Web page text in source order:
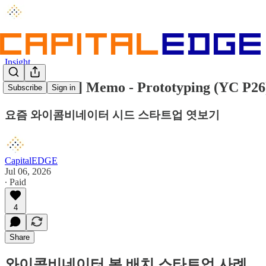
Subscribe Sign in
Insight
[DealEDGE] Memo - Prototyping (YC
요즘 와이콤비네이터 시드 스타트업 엿보기
CapitalEDGE
Jul 06, 2026
∙ Paid
4
Share